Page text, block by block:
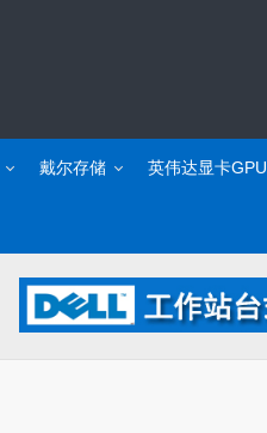
戴尔存储 英伟达显卡GPU